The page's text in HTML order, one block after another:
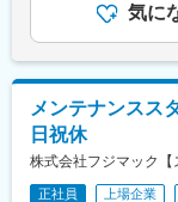
気に
メンテナンスス
日祝休
株式会社フジマック【
正社員 上場企業